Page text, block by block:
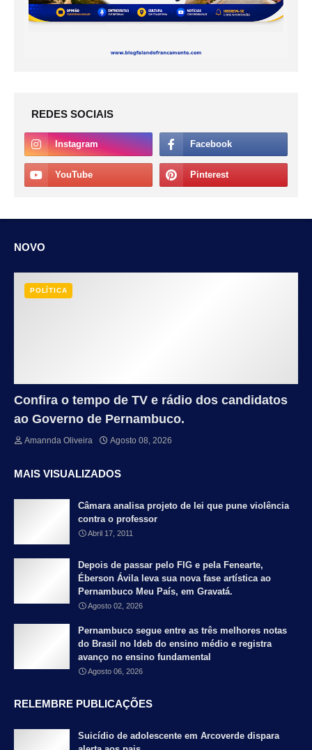
REDES SOCIAIS
NOVO
POLÍTICA
Confira o tempo de TV e rádio dos candidatos
ao Governo de Pernambuco.
Amannda Oliveira Agosto 08, 2026
MAIS VISUALIZADOS
Câmara analisa projeto de lei que pune violência
contra o professor
Abril 17, 2011
Depois de passar pelo FIG e pela Fenearte,
Éberson Ávila leva sua nova fase artística ao
Pernambuco Meu País, em Gravatá.
Agosto 02, 2026
Pernambuco segue entre as três melhores notas
do Brasil no Ideb do ensino médio e registra
avanço no ensino fundamental
Agosto 06, 2026
RELEMBRE PUBLICAÇÕES
Suicídio de adolescente em Arcoverde dispara